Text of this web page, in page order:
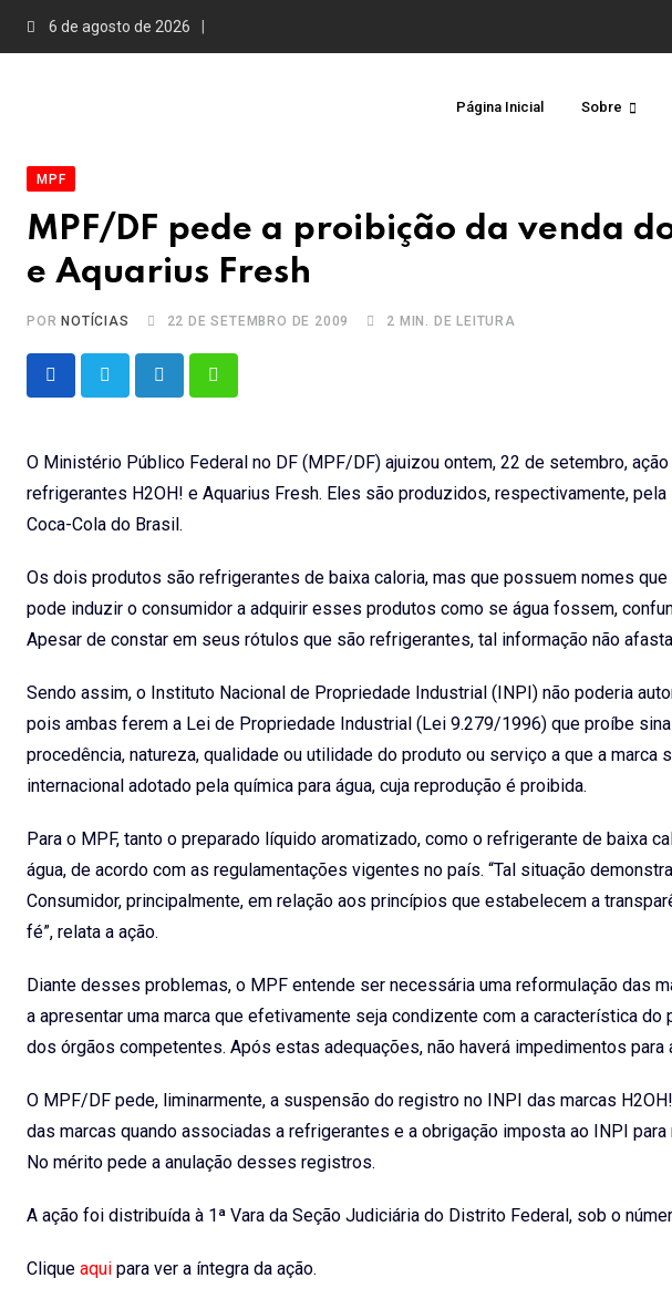
6 de agosto de 2026
Página Inicial Sobre
MPF
MPF/DF pede a proibição da venda
e Aquarius Fresh
PORNOTÍCIAS 22 DE SETEMBRO DE 2009 2 MIN. DE LEITURA
LinkedInWhatsapp
O Ministério Público Federal no DF (MPF/DF) ajuizou ontem, 22 de setembro,
refrigerantes H2OH! e Aquarius Fresh. Eles são produzidos, respectivamente,
Coca-Cola do Brasil.
Os dois produtos são refrigerantes de baixa caloria, mas que possuem nomes
pode induzir o consumidor a adquirir esses produtos como se água fossem,
Apesar de constar em seus rótulos que são refrigerantes, tal informação não
Sendo assim, o Instituto Nacional de Propriedade Industrial (INPI) não poderia
pois ambas ferem a Lei de Propriedade Industrial (Lei 9.279/1996) que proíbe
procedência, natureza, qualidade ou utilidade do produto ou serviço a que a
internacional adotado pela química para água, cuja reprodução é proibida.
Para o MPF, tanto o preparado líquido aromatizado, como o refrigerante de baixa
água, de acordo com as regulamentações vigentes no país. “Tal situação
Consumidor, principalmente, em relação aos princípios que estabelecem a
fé”, relata a ação.
Diante desses problemas, o MPF entende ser necessária uma reformulação das
a apresentar uma marca que efetivamente seja condizente com a característica
dos órgãos competentes. Após estas adequações, não haverá impedimentos para
O MPF/DF pede, liminarmente, a suspensão do registro no INPI das marcas
das marcas quando associadas a refrigerantes e a obrigação imposta ao INPI
No mérito pede a anulação desses registros.
A ação foi distribuída à 1ª Vara da Seção Judiciária do Distrito Federal, sob o
Clique aqui para ver a íntegra da ação.